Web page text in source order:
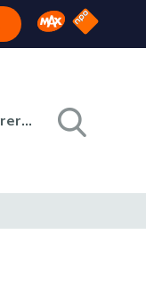
Omroep MAX
NPO
Registreren